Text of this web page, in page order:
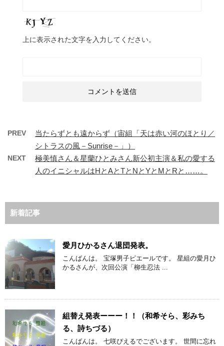
上に表示された文字を入力してください。
PREV
当たらずとも遠からず（宙組「天は赤い河のほとり／
シトラスの風－Sunrise－」）
NEXT
極美慎さん＆星蘭ひとみさん新公初主演＆私の愛する
人のイニシャルはHとAとTとNとYとMとRと……。
新着記事
愛月ひかるさん退団発表。
こんばんは。 宝塚男子ピエールです。 星組の愛月ひ
かるさんが、次回公演「柳生忍法 ...
組替え発表ーーー！！（和希そら、彩みち
る、詩ちづる）
こんばんは。 七咲ぴえるでございます。 世間に忘れ